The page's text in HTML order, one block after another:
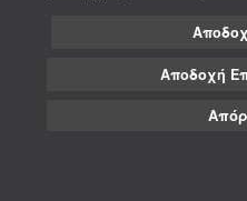
Αποδοχή